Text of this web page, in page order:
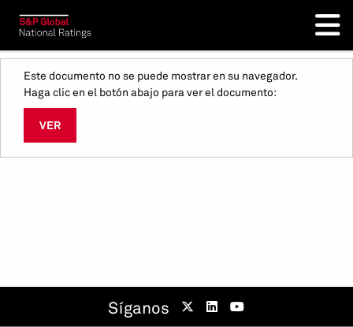
Este documento no se puede mostrar en su navegador.
Haga clic en el botón abajo para ver el documento:
VER
Síganos